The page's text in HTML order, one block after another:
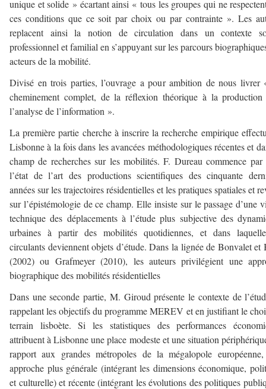
unique et solide » écartant ainsi « tous les groupes qui ne
ces conditions que ce soit par choix ou par contrainte ». Les
replacent ainsi la notion de circulation dans un contexte
professionnel et familial en s’appuyant sur les parcours
acteurs de la mobilité.
Divisé en trois parties, l’ouvrage a pour ambition de nous livrer
cheminement complet, de la réflexion théorique à la
l’analyse de l’information ».
La première partie cherche à inscrire la recherche empirique
Lisbonne à la fois dans les avancées méthodologiques récentes et
champ de recherches sur les mobilités. F. Dureau commence par
l’état de l’art des productions scientifiques des cinquante
années sur les trajectoires résidentielles et les pratiques spatiales et
sur l’épistémologie de ce champ. Elle insiste sur le passage d’une
technique des déplacements à l’étude plus subjective des
urbaines à partir des mobilités quotidiennes, et dans
circulants deviennent objets d’étude. Dans la lignée de Bonvalet et
(2002) ou Grafmeyer (2010), les auteurs privilégient une
biographique des mobilités résidentielles
Dans une seconde partie, M. Giroud présente le contexte de
rappelant les objectifs du programme MEREV et en justifiant le
terrain lisboète. Si les statistiques des performances
attribuent à Lisbonne une place modeste et une situation
rapport aux grandes métropoles de la mégalopole
approche plus générale (intégrant les dimensions économique,
et culturelle) et récente (intégrant les évolutions des politiques